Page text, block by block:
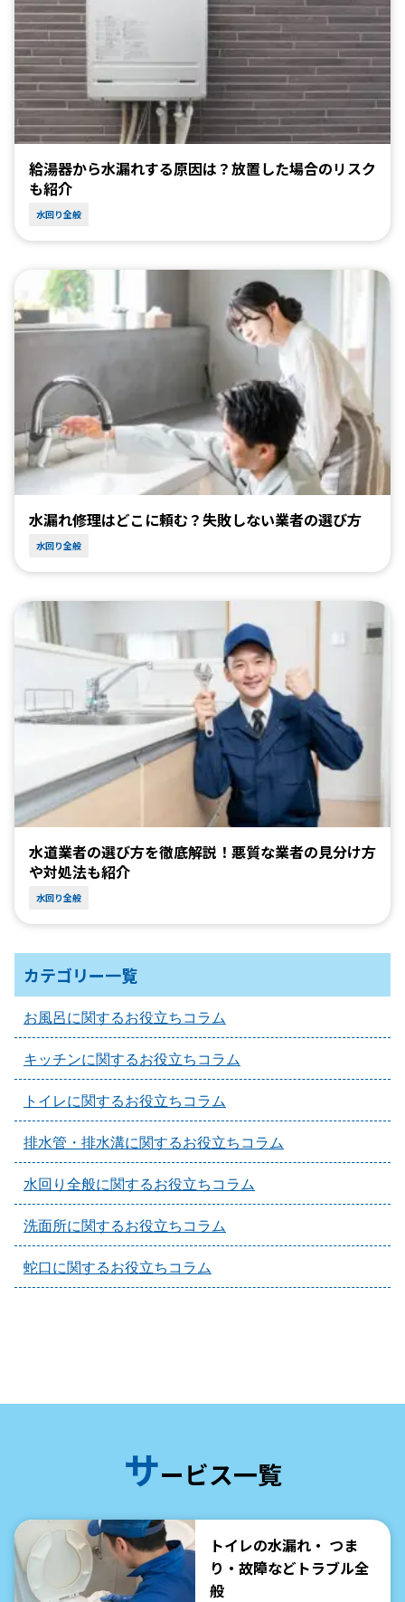
給湯器から水漏れする原因は？放置した場合のリスク
も紹介
水回り全般
水漏れ修理はどこに頼む？失敗しない業者の選び方
水回り全般
水道業者の選び方を徹底解説！悪質な業者の見分け方
や対処法も紹介
水回り全般
カテゴリー一覧
お風呂に関するお役立ちコラム
キッチンに関するお役立ちコラム
トイレに関するお役立ちコラム
排水管・排水溝に関するお役立ちコラム
水回り全般に関するお役立ちコラム
洗面所に関するお役立ちコラム
蛇口に関するお役立ちコラム
サービス一覧
トイレの水漏れ・ つま
り・故障などトラブル全
般